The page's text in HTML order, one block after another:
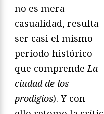
no es mera
casualidad, resulta
ser casi el mismo
período histórico
que comprendeLa
ciudad de los
prodigios). Y con